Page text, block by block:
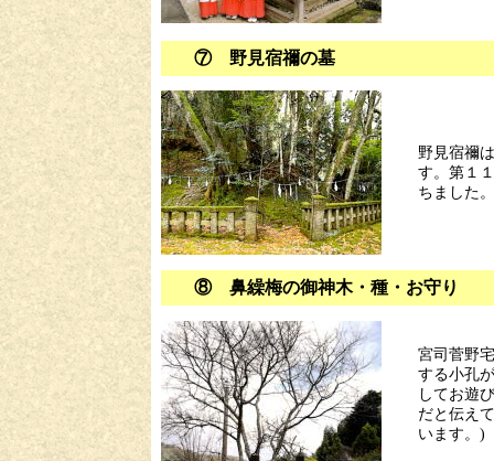
⑦ 野見宿禰の墓
野見宿禰
す。第１
ちました
⑧ 鼻繰梅の御神木・種・お守り
宮司菅野
する小孔
してお遊
だと伝え
います。)